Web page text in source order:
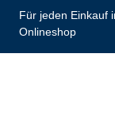
Für jeden Einkauf
Onlineshop